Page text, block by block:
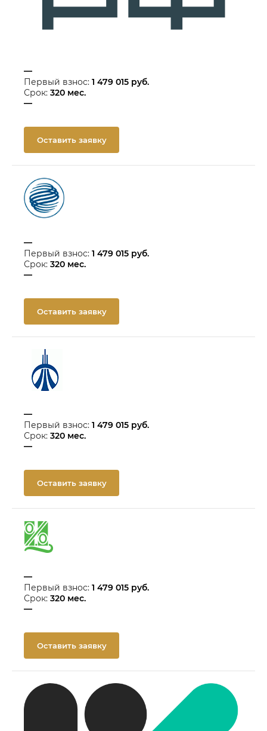
—
Первый взнос: 1 479 015 руб.
Срок: 320 мес.
—
Оставить заявку
—
Первый взнос: 1 479 015 руб.
Срок: 320 мес.
—
Оставить заявку
—
Первый взнос: 1 479 015 руб.
Срок: 320 мес.
—
Оставить заявку
—
Первый взнос: 1 479 015 руб.
Срок: 320 мес.
—
Оставить заявку